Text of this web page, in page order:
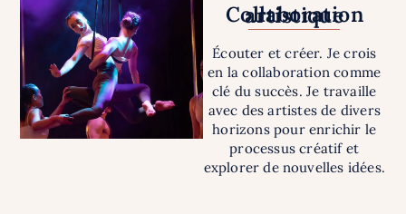
Collaboration artistique
Écouter et créer. Je crois
en la collaboration comme
clé du succès. Je travaille
avec des artistes de divers
horizons pour enrichir le
processus créatif et
explorer de nouvelles idées.